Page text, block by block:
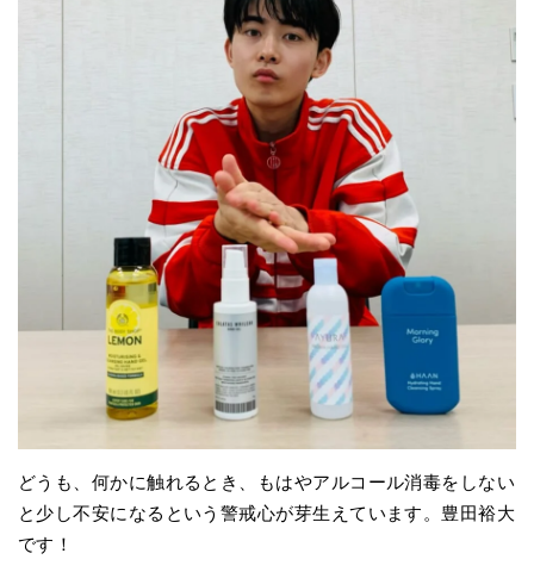
どうも、何かに触れるとき、もはやアルコール消毒をしない
と少し不安になるという警戒心が芽生えています。豊田裕大
です！